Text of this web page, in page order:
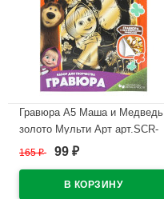
Гравюра А5 Маша и Медведь
золото Мульти Арт арт.SCR-
MIM-131208
165₽ 99 ₽